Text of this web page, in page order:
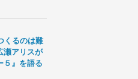
くるのは難
アリスが
５』を語る